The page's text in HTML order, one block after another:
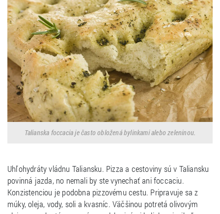
Talianska foccacia je často obložená bylinkami alebo zeleninou.
Uhľohydráty vládnu Taliansku. Pizza a cestoviny sú v Taliansku
povinná jazda, no nemali by ste vynechať ani foccaciu.
Konzistenciou je podobna pizzovému cestu. Pripravuje sa z
múky, oleja, vody, soli a kvasníc. Väčšinou potretá olivovým